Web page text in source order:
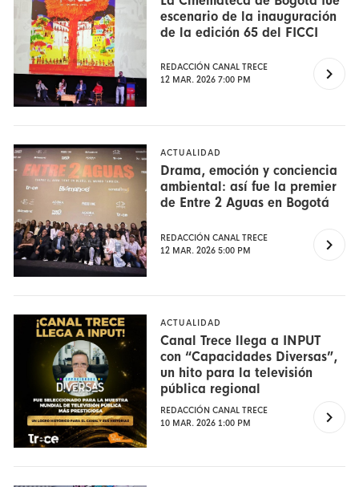
escenario de la inauguración
de la edición 65 del FICCI
REDACCIÓN CANAL TRECE
12 MAR. 2026 7:00 PM
ACTUALIDAD
Drama, emoción y conciencia
ambiental: así fue la premier
de Entre 2 Aguas en Bogotá
REDACCIÓN CANAL TRECE
12 MAR. 2026 5:00 PM
ACTUALIDAD
Canal Trece llega a INPUT
con “Capacidades Diversas”,
un hito para la televisión
pública regional
REDACCIÓN CANAL TRECE
10 MAR. 2026 1:00 PM